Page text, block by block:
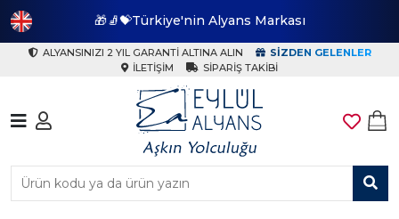
🎁🧦💝Türkiye'nin Alyans Markası
ALYANSINIZI 2 YIL GARANTI ALTINA ALIN
SIZDEN GELENLER
İLETIŞIM
SIPARIŞ TAKIBI